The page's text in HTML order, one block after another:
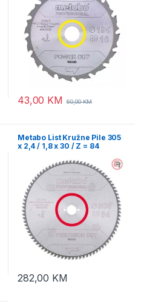
43,00 KM 60,00KM
Metabo List Kružne Pile 305
x 2,4 / 1,8 x 30 / Z = 84
Professional – 628229000
282,00 KM